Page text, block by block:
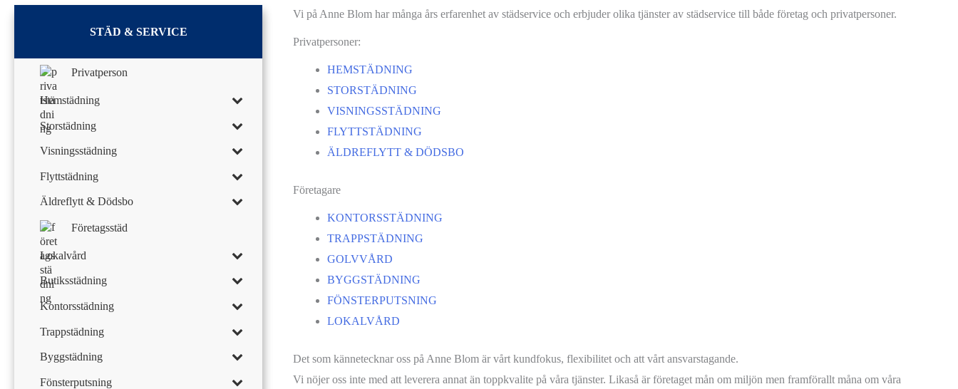
STÄD & SERVICE
Privatperson
Hemstädning
Storstädning
Visningsstädning
Flyttstädning
Äldreflytt & Dödsbo
Företagsstäd
Lokalvård
Butiksstädning
Kontorsstädning
Trappstädning
Byggstädning
Fönsterputsning
Vi på Anne Blom har många års erfarenhet av städservice och erbjuder olika tjänster av städservice till både företag och privatpersoner.
Privatpersoner:
HEMSTÄDNING
STORSTÄDNING
VISNINGSSTÄDNING
FLYTTSTÄDNING
ÄLDREFLYTT & DÖDSBO
Företagare
KONTORSSTÄDNING
TRAPPSTÄDNING
GOLVVÅRD
BYGGSTÄDNING
FÖNSTERPUTSNING
LOKALVÅRD
Det som kännetecknar oss på Anne Blom är vårt kundfokus, flexibilitet och att vårt ansvarstagande.
Vi nöjer oss inte med att leverera annat än toppkvalite på våra tjänster. Likaså är företaget mån om miljön men framförallt måna om våra